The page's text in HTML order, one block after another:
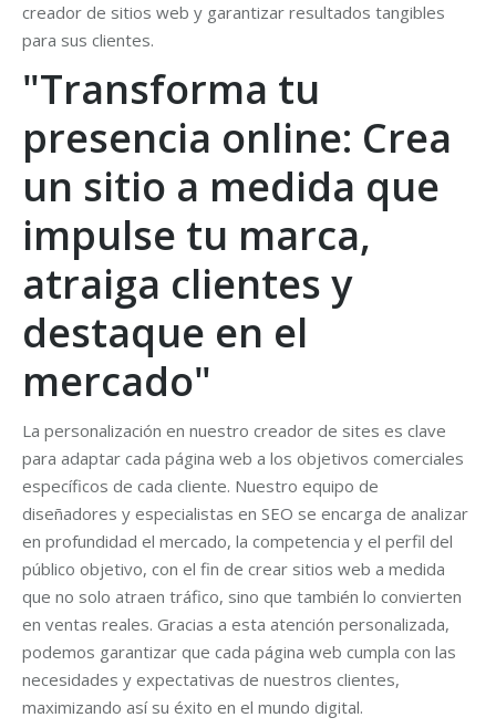
creador de sitios web y garantizar resultados tangibles
para sus clientes.
"Transforma tu
presencia online: Crea
un sitio a medida que
impulse tu marca,
atraiga clientes y
destaque en el
mercado"
La personalización en nuestro creador de sites es clave
para adaptar cada página web a los objetivos comerciales
específicos de cada cliente. Nuestro equipo de
diseñadores y especialistas en SEO se encarga de analizar
en profundidad el mercado, la competencia y el perfil del
público objetivo, con el fin de crear sitios web a medida
que no solo atraen tráfico, sino que también lo convierten
en ventas reales. Gracias a esta atención personalizada,
podemos garantizar que cada página web cumpla con las
necesidades y expectativas de nuestros clientes,
maximizando así su éxito en el mundo digital.